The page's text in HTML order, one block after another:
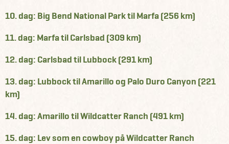
10. dag: Big Bend National Park til Marfa (256 km)
11. dag: Marfa til Carlsbad (309 km)
12. dag: Carlsbad til Lubbock (291 km)
13. dag: Lubbock til Amarillo og Palo Duro Canyon (221
km)
14. dag: Amarillo til Wildcatter Ranch (491 km)
15. dag: Lev som en cowboy på Wildcatter Ranch